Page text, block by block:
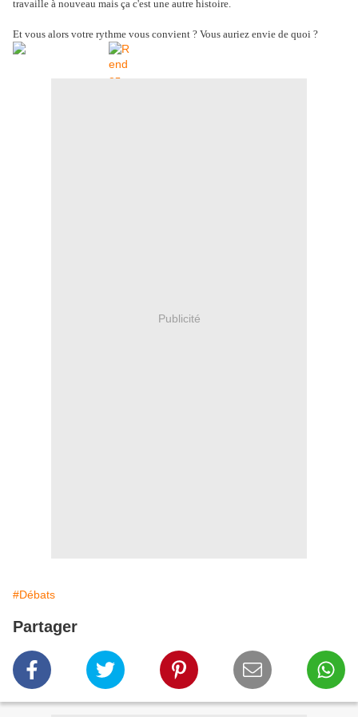
travaille à nouveau mais ça c'est une autre histoire.
Et vous alors votre rythme vous convient ? Vous auriez envie de quoi ?
Publicité
#Débats
Partager